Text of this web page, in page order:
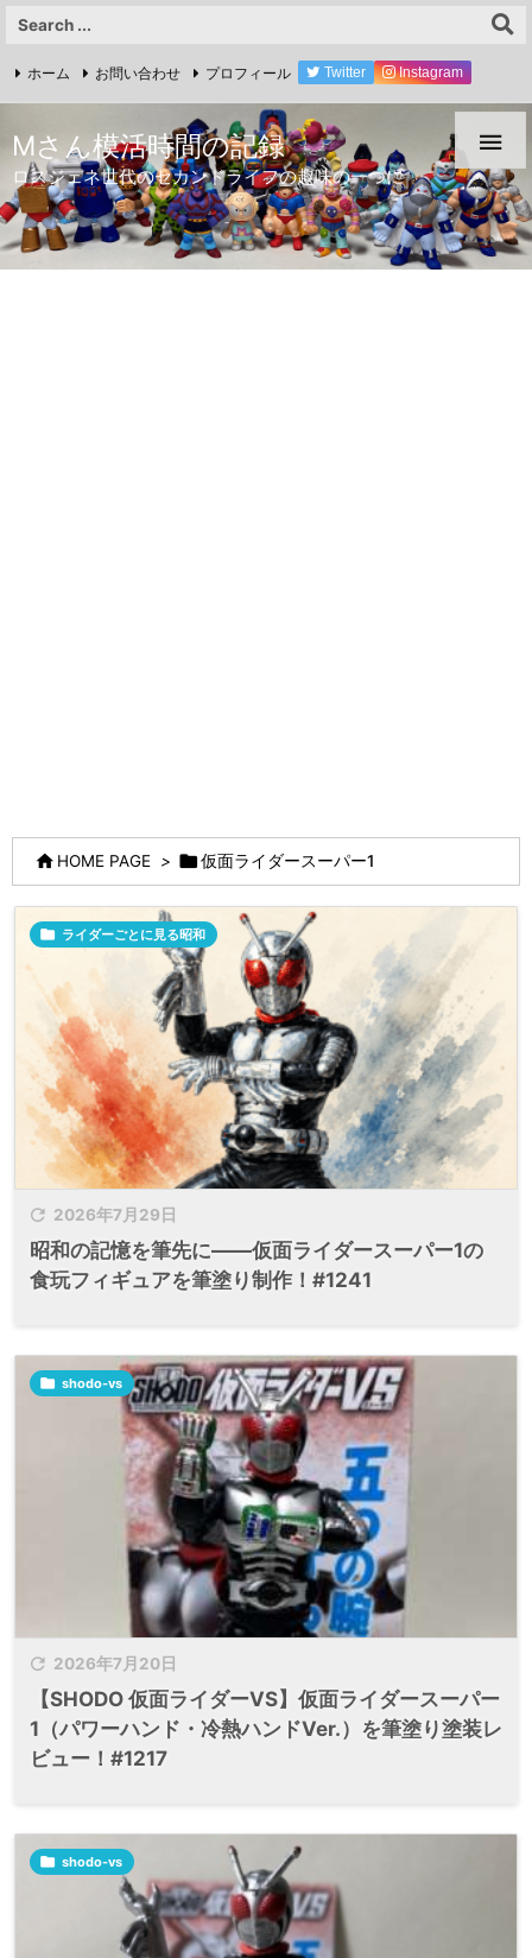

ホーム お問い合わせ プロフィール Twitter Instagram
Mさん模活時間の記録
ロスジェネ世代のセカンドライフの趣味の一つに
 HOME PAGE > 仮面ライダースーパー1
 2026年7月29日
 ライダーごとに見る昭和
昭和の記憶を筆先に――仮面ライダースーパー1の
食玩フィギュアを筆塗り制作！#1241
 2026年7月20日
 shodo-vs
【SHODO 仮面ライダーVS】仮面ライダースーパー
1（パワーハンド・冷熱ハンドVer.）を筆塗り塗装レ
ビュー！#1217
 shodo-vs